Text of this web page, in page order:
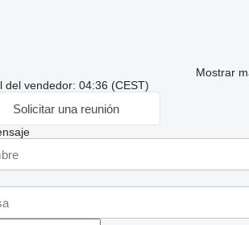
Mostrar
del vendedor: 04:36 (CEST)
Solicitar una reunión